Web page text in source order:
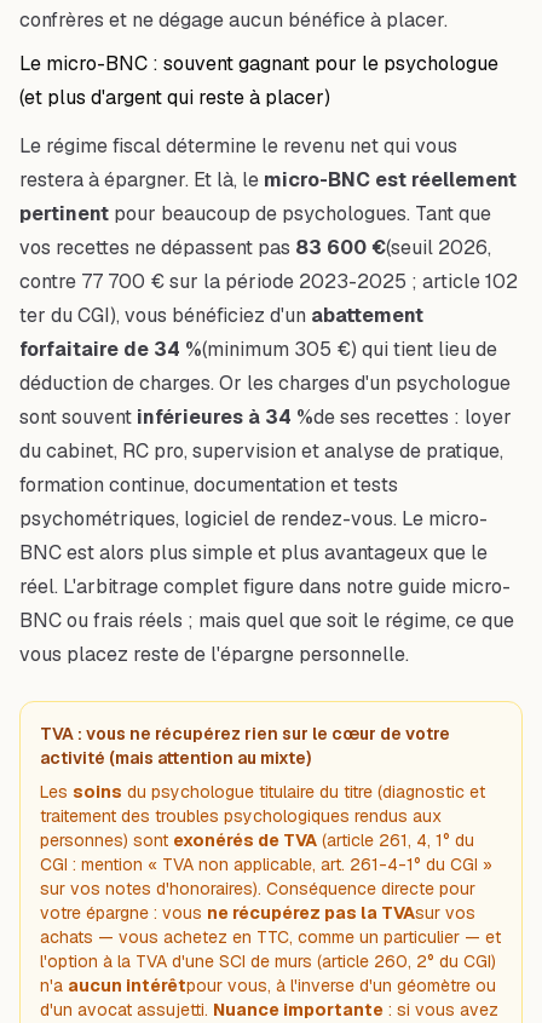
confrères et ne dégage aucun bénéfice à placer.
Le micro-BNC : souvent gagnant pour le psychologue
(et plus d'argent qui reste à placer)
Le régime fiscal détermine le revenu net qui vous
restera à épargner. Et là, le micro-BNC est réellement
pertinent pour beaucoup de psychologues. Tant que
vos recettes ne dépassent pas 83 600 €(seuil 2026,
contre 77 700 € sur la période 2023-2025 ; article 102
ter du CGI), vous bénéficiez d'un abattement
forfaitaire de 34 %(minimum 305 €) qui tient lieu de
déduction de charges. Or les charges d'un psychologue
sont souvent inférieures à 34 %de ses recettes : loyer
du cabinet, RC pro, supervision et analyse de pratique,
formation continue, documentation et tests
psychométriques, logiciel de rendez-vous. Le micro-
BNC est alors plus simpleet plus avantageux que le
réel. L'arbitrage complet figure dans notre guide micro-
BNC ou frais réels ; mais quel que soit le régime, ce que
vous placez reste de l'épargne personnelle.
TVA : vous ne récupérez rien sur le cœur de votre
activité (mais attention au mixte)
Les soins du psychologue titulaire du titre (diagnostic et
traitement des troubles psychologiques rendus aux
personnes) sont exonérés de TVA (article 261, 4, 1° du
CGI : mention « TVA non applicable, art. 261-4-1° du CGI »
sur vos notes d'honoraires). Conséquence directe pour
votre épargne : vous ne récupérez pas la TVAsur vos
achats — vous achetez en TTC, comme un particulier — et
l'option à la TVA d'une SCI de murs (article 260, 2° du CGI)
n'a aucun intérêtpour vous, à l'inverse d'un géomètre ou
d'un avocat assujetti. Nuance importante : si vous avez